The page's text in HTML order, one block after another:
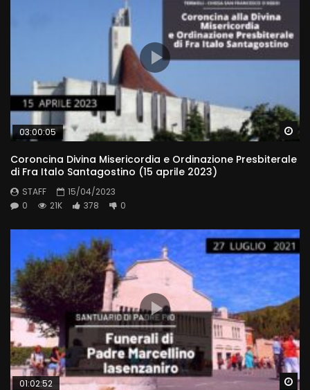
03:00:05
Coroncina Divina Misericordia e Ordinazione Presbiterale
di Fra Italo Santagostino (15 aprile 2023)
STAFF
15/04/2023
0
21K 378 0
01:02:52